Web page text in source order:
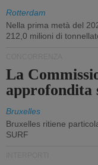
Rotterdam
Nella prima metà del
212,0 milioni di
La
approfondita
Bruxelles
Bruxelles ritiene
SURF